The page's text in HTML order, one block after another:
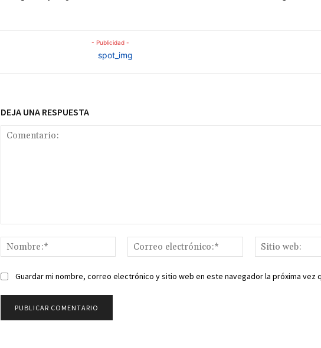
- Publicidad -
DEJA UNA RESPUESTA
Nombre:*
Correo
electrónico:*
Guardar mi nombre, correo electrónico y sitio web en este navegador la próxima vez